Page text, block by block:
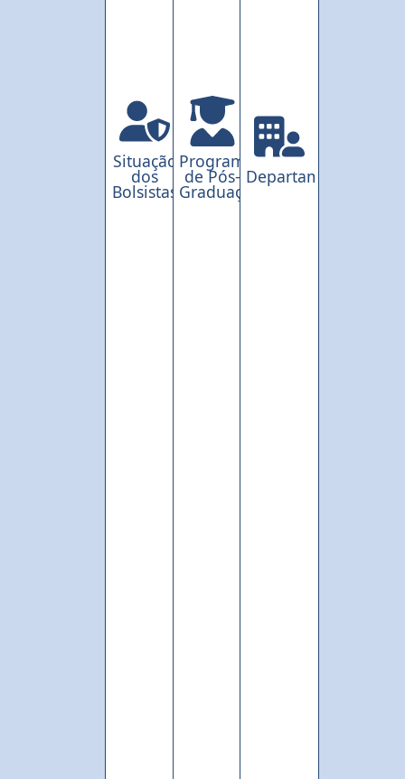
Situação
dos
Bolsistas
Programas
de Pós-
Graduação
Departamentos